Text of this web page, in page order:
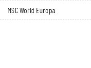
MSC World Europa